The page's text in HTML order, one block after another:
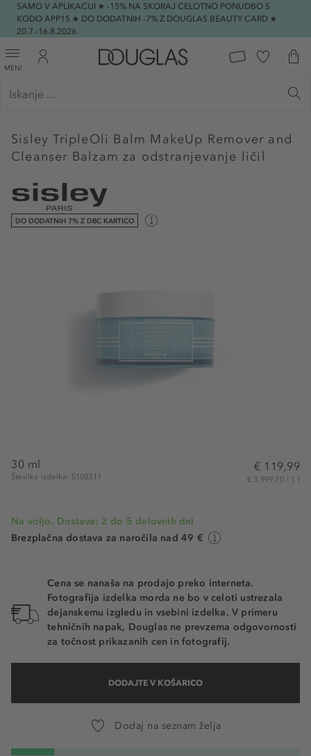
SAMO V APLIKACIJI ★ -15% NA SKORAJ CELOTNO PONUDBO S
KODO APP15 ★ DO DODATNIH -7% Z DOUGLAS BEAUTY CARD ★
20.7.-16.8.2026.
MENI
SisleyTripleOli Balm MakeUp Remover and
Cleanser Balzam za odstranjevanje ličil
DO DODATNIH 7% Z DBC KARTICO
30 ml
Številka izdelka: S108311
€ 119,99
€ 3.999,70 / 1 l
Na voljo. Dostava: 2 do 5 delovnih dni
Brezplačna dostava za naročila nad 49 €
Cena se nanaša na prodajo preko interneta.
Fotografija izdelka morda ne bo v celoti ustrezala
dejanskemu izgledu in vsebini izdelka. V primeru
tehničnih napak, Douglas ne prevzema odgovornosti
za točnost prikazanih cen in fotografij.
DODAJTE V KOŠARICO
Dodaj na seznam želja